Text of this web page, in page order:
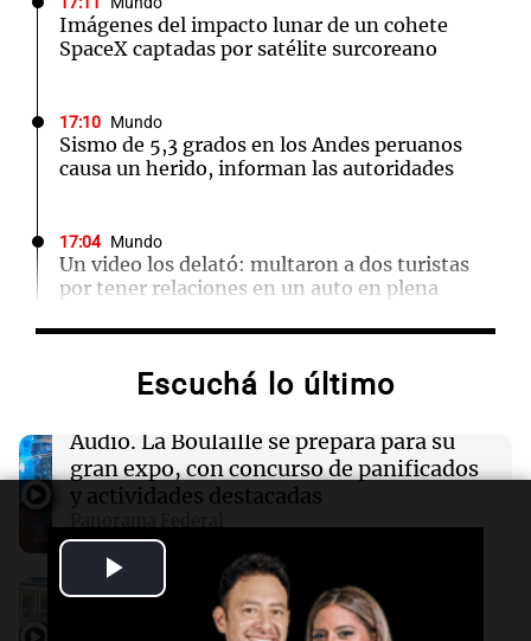
Video
Imágenes del impacto lunar de un cohete
SpaceX captadas por satélite surcoreano
17:10 Mundo
Sismo de 5,3 grados en los Andes peruanos
causa un herido, informan las autoridades
17:04 Mundo
Un video los delató: multaron a dos turistas
por tener relaciones en un auto en plena
Mundo
llama a un acuerdo nacional para superar la
crisis en Bolivia
17:00 Educar entre todos
Padres presentes, pero distraídos: ¿Qué pasa
con un niño cuando el padre mira mucho el
teléfono?
Escuchá lo último
Audio. La Boulaille se prepara para su
gran expo, con concurso de panificados
y actividades destacadas
Episodios
Audio.
La UNC entregó más bicicletas a
estudiantes y proyecta duplicar el